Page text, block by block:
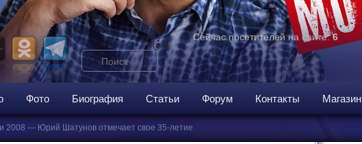
Поиск
Сейчас посетителей на сайте:6
Фото Биография Статьи Форум Контакты Магазин
2008 — Юрий Шатунов отмечает свое 35-летие